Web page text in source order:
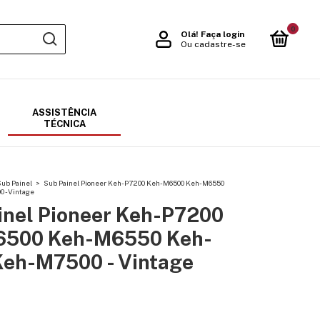
Olá! Faça login
Ou cadastre-se
0
ASSISTÊNCIA
TÉCNICA
Painel > Sub Painel Pioneer Keh-P7200 Keh-M6500 Keh-M6550
- Vintage
Pioneer Keh-P7200
Keh-M6550 Keh-
M7500 - Vintage